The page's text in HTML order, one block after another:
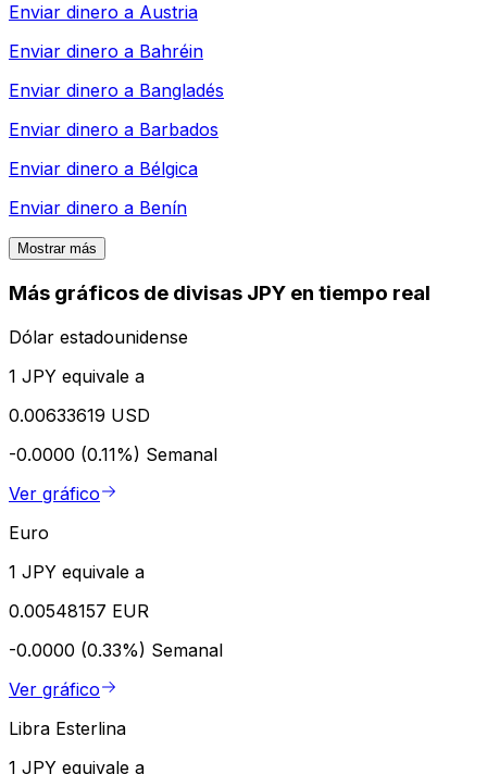
Enviar dinero a Austria
Enviar dinero a Bahréin
Enviar dinero a Bangladés
Enviar dinero a Barbados
Enviar dinero a Bélgica
Enviar dinero a Benín
Mostrar más
Más gráficos de divisas JPY en tiempo real
Dólar estadounidense
1 JPY equivale a
0.00633619 USD
-0.0000 (0.11%) Semanal
Ver gráfico
Euro
1 JPY equivale a
0.00548157 EUR
-0.0000 (0.33%) Semanal
Ver gráfico
Libra Esterlina
1 JPY equivale a